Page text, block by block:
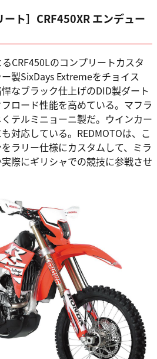
ート］CRF450XR エンデュー
CRF450Lのコンプリートカスタ
製SixDays Extremeをチョイス
なブラック仕上げのDID製ダート
ロード性能を高めている。マフラ
テルミニョーニ製だ。ウインカー
対応している。REDMOTOは、こ
ラリー仕様にカスタムして、ミラ
際にギリシャでの競技に参戦させ